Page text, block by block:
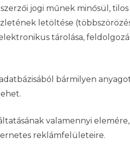
jogi műnek minősül,
letöltése
tárolása,
bármilyen
valamennyi
reklámfelületeire.